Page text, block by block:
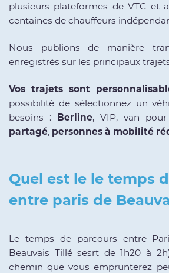
plusieurs plateformes de VTC et
centaines de chauffeurs
Nous publions de manière
enregistrés sur les principaux
Vos trajets sont
possibilité de sélectionnez un
besoins : Berline, VIP, van
partagé, personnes à mobilité
Quel est le le temps
entre paris de
Le temps de parcours entre
Beauvais Tillé sesrt de 1h20 à
chemin que vous emprunterez